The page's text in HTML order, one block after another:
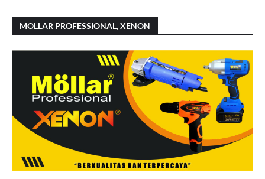
MOLLAR PROFESSIONAL, XENON